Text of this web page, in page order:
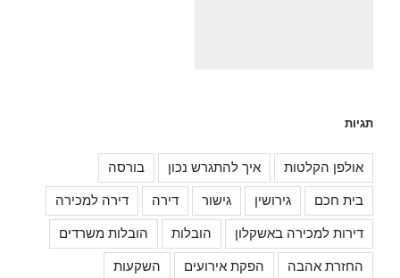
תגיות
אולפן הקלטות איך להתגרש נכון בורסה
בית חכם גירושין גישור דירה דירה למכירה
דירות למכירה באשקלון הובלות הובלות משרדים
החזרת אהבה הפקת אירועים השקעות